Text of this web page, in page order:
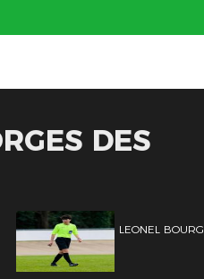
DES
LEONEL BOURG